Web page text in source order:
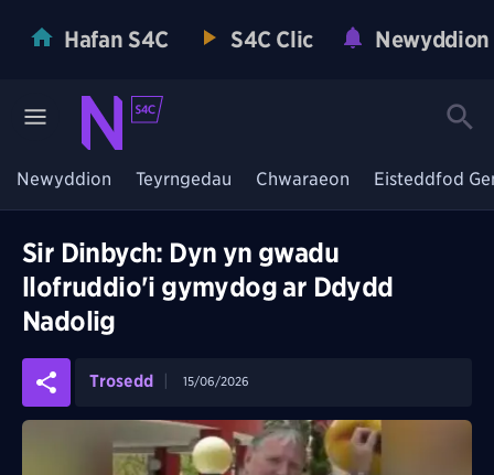
Hafan S4C S4C Clic Newyddion
Newyddion Teyrngedau Chwaraeon Eisteddfod
Sir Dinbych: Dyn yn gwadu
llofruddio'i gymydog ar Ddydd
Nadolig
Trosedd 15/06/2026